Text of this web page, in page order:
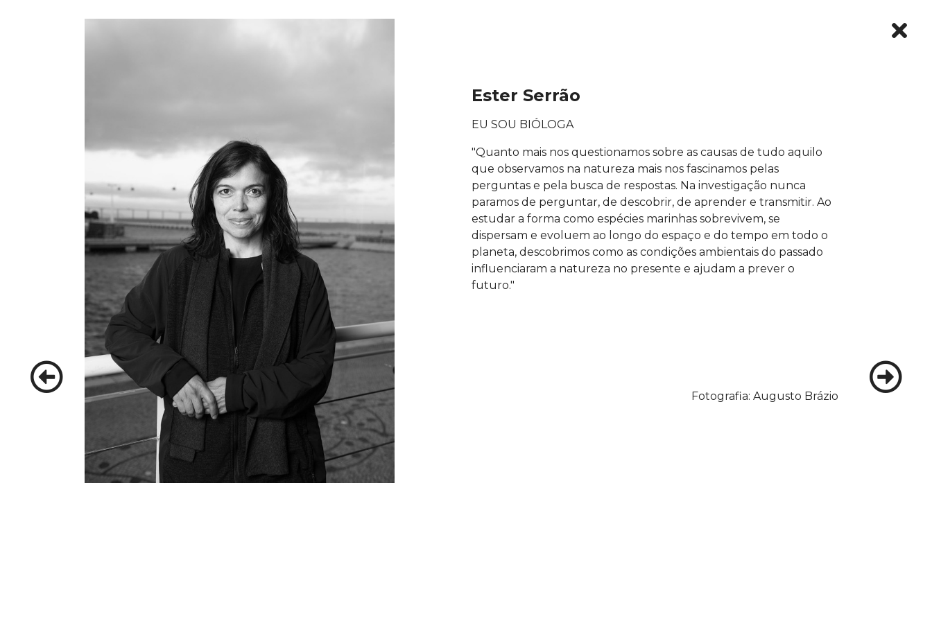
Ester Serrão
EU SOU BIÓLOGA
"Quanto mais nos questionamos sobre as causas de tudo aquilo
que observamos na natureza mais nos fascinamos pelas
perguntas e pela busca de respostas. Na investigação nunca
paramos de perguntar, de descobrir, de aprender e transmitir. Ao
estudar a forma como espécies marinhas sobrevivem, se
dispersam e evoluem ao longo do espaço e do tempo em todo o
planeta, descobrimos como as condições ambientais do passado
influenciaram a natureza no presente e ajudam a prever o
futuro."
Fotografia: Augusto Brázio